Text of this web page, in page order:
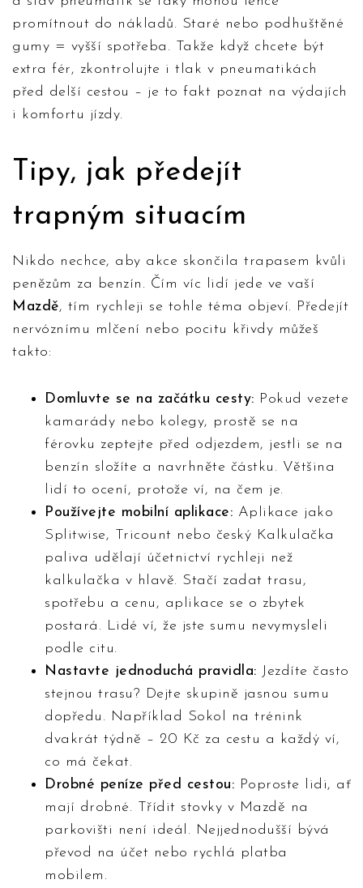
promítnout do nákladů. Staré nebo podhuštěné
gumy = vyšší spotřeba. Takže když chcete být
extra fér, zkontrolujte i tlak v pneumatikách
před delší cestou – je to fakt poznat na výdajích
i komfortu jízdy.
Tipy, jak předejít
trapným situacím
Nikdo nechce, aby akce skončila trapasem kvůli
penězům za benzín. Čím víc lidí jede ve vaší
Mazdě, tím rychleji se tohle téma objeví. Předejít
nervóznímu mlčení nebo pocitu křivdy můžeš
takto:
Domluvte se na začátku cesty: Pokud vezete
kamarády nebo kolegy, prostě se na
férovku zeptejte před odjezdem, jestli se na
benzín složíte a navrhněte částku. Většina
lidí to ocení, protože ví, na čem je.
Používejte mobilní aplikace: Aplikace jako
Splitwise, Tricount nebo český Kalkulačka
paliva udělají účetnictví rychleji než
kalkulačka v hlavě. Stačí zadat trasu,
spotřebu a cenu, aplikace se o zbytek
postará. Lidé ví, že jste sumu nevymysleli
podle citu.
Nastavte jednoduchá pravidla: Jezdíte často
stejnou trasu? Dejte skupině jasnou sumu
dopředu. Například Sokol na trénink
dvakrát týdně – 20 Kč za cestu a každý ví,
co má čekat.
Drobné peníze před cestou: Poproste lidi, ať
mají drobné. Třídit stovky v Mazdě na
parkovišti není ideál. Nejjednodušší bývá
převod na účet nebo rychlá platba
mobilem.